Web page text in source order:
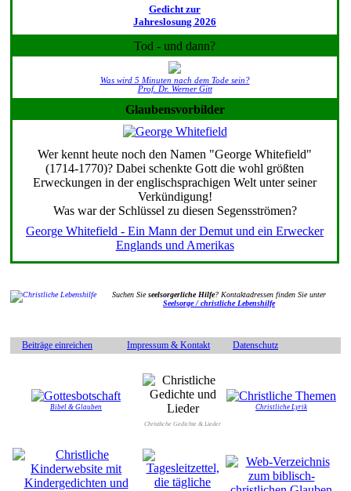
Gedicht zur
Jahreslosung 2026
Tod - und dann?
Was wird 5 Minuten nach dem Tode sein?
Prof. Dr. Werner Gitt
Glaubensvorbilder
Wer kennt heute noch den Namen "George Whitefield"
(1714-1770)? Dabei schenkte Gott die wohl größten
Erweckungen in der englischsprachigen Welt unter seiner
Verkündigung!
Was war der Schlüssel zu diesen Segensströmen?
George Whitefield - Ein Mann der Demut und ein Erwecker
Englands und Amerikas
Suchen Sieseelsorgerliche Hilfe? Kontaktadressen finden Sie unter
Seelsorge / christliche Lebenshilfe
Beiträge einreichen Impressum & Kontakt Datenschutz
Bibel & Glauben
Christliche Gedichte & Lieder
Christliche Lyrik